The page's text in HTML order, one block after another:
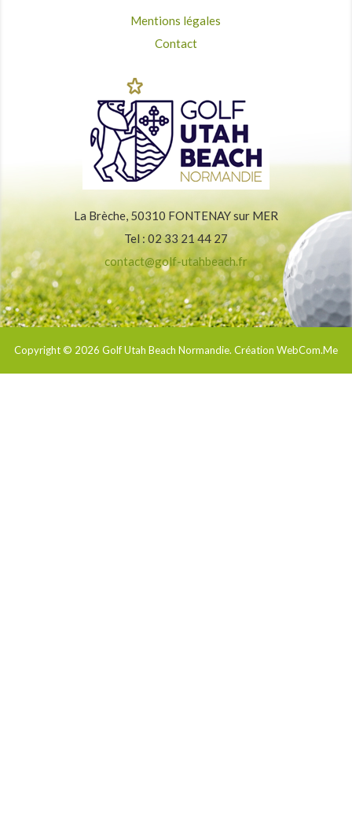
Mentions légales
Contact
La Brèche, 50310 FONTENAY sur MER
Tel : 02 33 21 44 27
contact@golf-utahbeach.fr
Copyright © 2026 Golf Utah Beach Normandie. Création WebCom.Me